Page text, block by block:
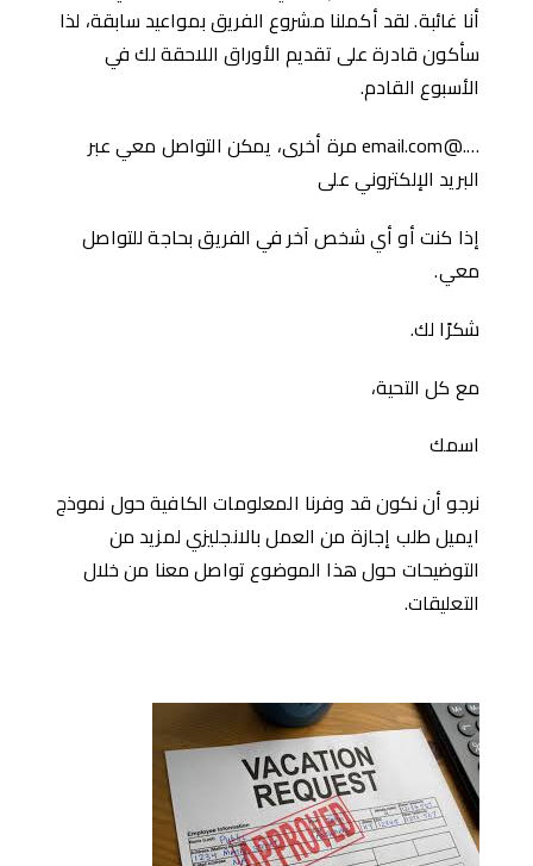
أنا غائبة. لقد أكملنا مشروع الفريق بمواعيد سابقة، لذا
سأكون قادرة على تقديم الأوراق اللاحقة لك في
الأسبوع القادم.
….@email.com مرة أخرى، يمكن التواصل معي عبر
البريد الإلكتروني على
إذا كنت أو أي شخص آخر في الفريق بحاجة للتواصل
معي.
شكرًا لك.
مع كل التحية،
اسمك
نرجو أن نكون قد وفرنا المعلومات الكافية حول نموذج
ايميل طلب إجازة من العمل بالانجليزي لمزيد من
التوضيحات حول هذا الموضوع تواصل معنا من خلال
التعليقات.